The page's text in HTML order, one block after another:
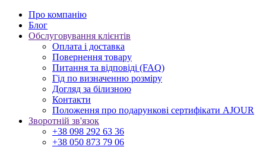
Про компанію
Блог
Обслуговування клієнтів
Оплата і доставка
Повернення товару
Питання та відповіді (FAQ)
Гід по визначенню розміру
Догляд за білизною
Контакти
Положення про подарункові сертифікати AJOUR
Зворотній зв'язок
+38 098 292 63 36
+38 050 873 79 06